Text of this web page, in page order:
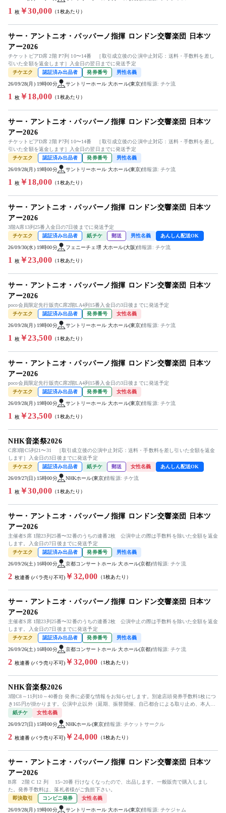
1 枚￥30,000 （1枚あたり）
サー・アントニオ・パッパーノ指揮 ロンドン交響楽団 日本ツ
アー2026
チケットピアD席 2階 P7列 10〜14番 ［取引成立後の公演中止対応：送料・手数料を差し
引いた全額を返金します］入金日の翌日までに発送予定
チケエク
認証済み出品者 発券番号 男性名義
26/09/28(月) 19時00分 サントリーホール 大ホール(東京)情報源: チケ流
1 枚￥18,000 （1枚あたり）
サー・アントニオ・パッパーノ指揮 ロンドン交響楽団 日本ツ
アー2026
チケットピアD席 2階 P7列 10〜14番 ［取引成立後の公演中止対応：送料・手数料を差し
引いた全額を返金します］入金日の翌日までに発送予定
チケエク
認証済み出品者 発券番号 男性名義
26/09/28(月) 19時00分 サントリーホール 大ホール(東京)情報源: チケ流
1 枚￥18,000 （1枚あたり）
サー・アントニオ・パッパーノ指揮 ロンドン交響楽団 日本ツ
アー2026
3階A席13列25番入金日の7日後までに発送予定
チケエク
認証済み出品者 紙チケ 郵送 男性名義 あんしん配送OK
26/09/30(水) 19時00分 フェニーチェ堺 大ホール(大阪)情報源: チケ流
1 枚￥23,000 （1枚あたり）
サー・アントニオ・パッパーノ指揮 ロンドン交響楽団 日本ツ
アー2026
poco会員限定先行販売C席2階LA4列15番入金日の3日後までに発送予定
チケエク
認証済み出品者 発券番号 女性名義
26/09/28(月) 19時00分 サントリーホール 大ホール(東京)情報源: チケ流
1 枚￥23,500 （1枚あたり）
サー・アントニオ・パッパーノ指揮 ロンドン交響楽団 日本ツ
アー2026
poco会員限定先行販売C席2階LA4列15番入金日の3日後までに発送予定
チケエク
認証済み出品者 発券番号 女性名義
26/09/28(月) 19時00分 サントリーホール 大ホール(東京)情報源: チケ流
1 枚￥23,500 （1枚あたり）
NHK音楽祭2026
C席3階C5列21〜31 ［取引成立後の公演中止対応：送料・手数料を差し引いた全額を返金
します］入金日の3日後までに発送予定
チケエク
認証済み出品者 紙チケ 郵送 女性名義 あんしん配送OK
26/09/27(日) 15時00分 NHKホール(東京)情報源: チケ流
1 枚￥30,000 （1枚あたり）
サー・アントニオ・パッパーノ指揮 ロンドン交響楽団 日本ツ
アー2026
主催者S席 1階23列25番〜32番のうちの連番2枚 公演中止の際は手数料を除いた全額を返金
します。入金日の7日後までに発送予定
チケエク
認証済み出品者 発券番号 男性名義
26/09/26(土) 16時00分 京都コンサートホール 大ホール(京都)情報源: チケ流
2 枚連番 (バラ売り不可) ￥32,000 （1枚あたり）
サー・アントニオ・パッパーノ指揮 ロンドン交響楽団 日本ツ
アー2026
主催者S席 1階23列25番〜32番のうちの連番2枚 公演中止の際は手数料を除いた全額を返金
します。入金日の7日後までに発送予定
チケエク
認証済み出品者 発券番号 男性名義
26/09/26(土) 16時00分 京都コンサートホール 大ホール(京都)情報源: チケ流
2 枚連番 (バラ売り不可) ￥32,000 （1枚あたり）
NHK音楽祭2026
3階C8～11列10～40番台 発券に必要な情報をお知らせします。別途店頭発券手数料1枚につ
き165円が掛かります。公演中止以外（延期、振替開催、自己都合による取り止め、本人確
認に伴う入場拒否等...
紙チケ 女性名義
26/09/27(日) 15時00分 NHKホール(東京)情報源: チケットサークル
2 枚連番 (バラ売り不可) ￥24,000 （1枚あたり）
サー・アントニオ・パッパーノ指揮 ロンドン交響楽団 日本ツ
アー2026
B席 2階 C 12 列 15~20番 行けなくなったので、出品します。一般販売で購入しまし
た。発券手数料は、落札者様がご負担下さい。
即決取引
コンビニ発券 女性名義
26/09/28(月) 19時00分 サントリーホール 大ホール(東京)情報源: チケジャム